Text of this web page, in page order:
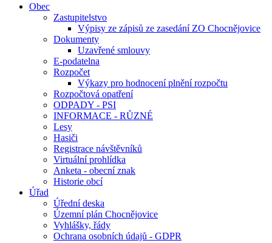
Obec
Zastupitelstvo
Výpisy ze zápisů ze zasedání ZO Chocnějovice
Dokumenty
Uzavřené smlouvy
E-podatelna
Rozpočet
Výkazy pro hodnocení plnění rozpočtu
Rozpočtová opatření
ODPADY - PSI
INFORMACE - RŮZNÉ
Lesy
Hasiči
Registrace návštěvníků
Virtuální prohlídka
Anketa - obecní znak
Historie obcí
Úřad
Úřední deska
Územní plán Chocnějovice
Vyhlášky, řády
Ochrana osobních údajů - GDPR